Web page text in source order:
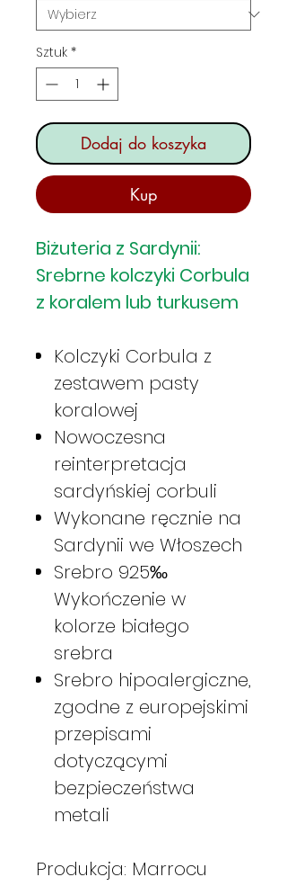
Sztuk *
Dodaj do koszyka
Kup
Biżuteria z Sardynii:
Srebrne kolczyki Corbula
z koralem lub turkusem
Kolczyki Corbula z
zestawem pasty
koralowej
Nowoczesna
reinterpretacja
sardyńskiej corbuli
Wykonane ręcznie na
Sardynii we Włoszech
Srebro 925‰
Wykończenie w
kolorze białego
srebra
Srebro hipoalergiczne,
zgodne z europejskimi
przepisami
dotyczącymi
bezpieczeństwa
metali
Produkcja: Marrocu